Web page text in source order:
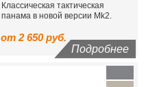
Классическая тактическая
панама в новой версии Mk2.
от 2 650 руб.
Подробнее